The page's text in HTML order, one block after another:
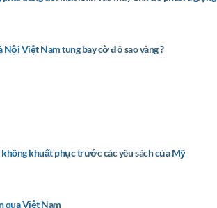
Việt Nam tung bay cờ đỏ sao vàng ?
khuất phục trước các yêu sách của Mỹ
qua Việt Nam